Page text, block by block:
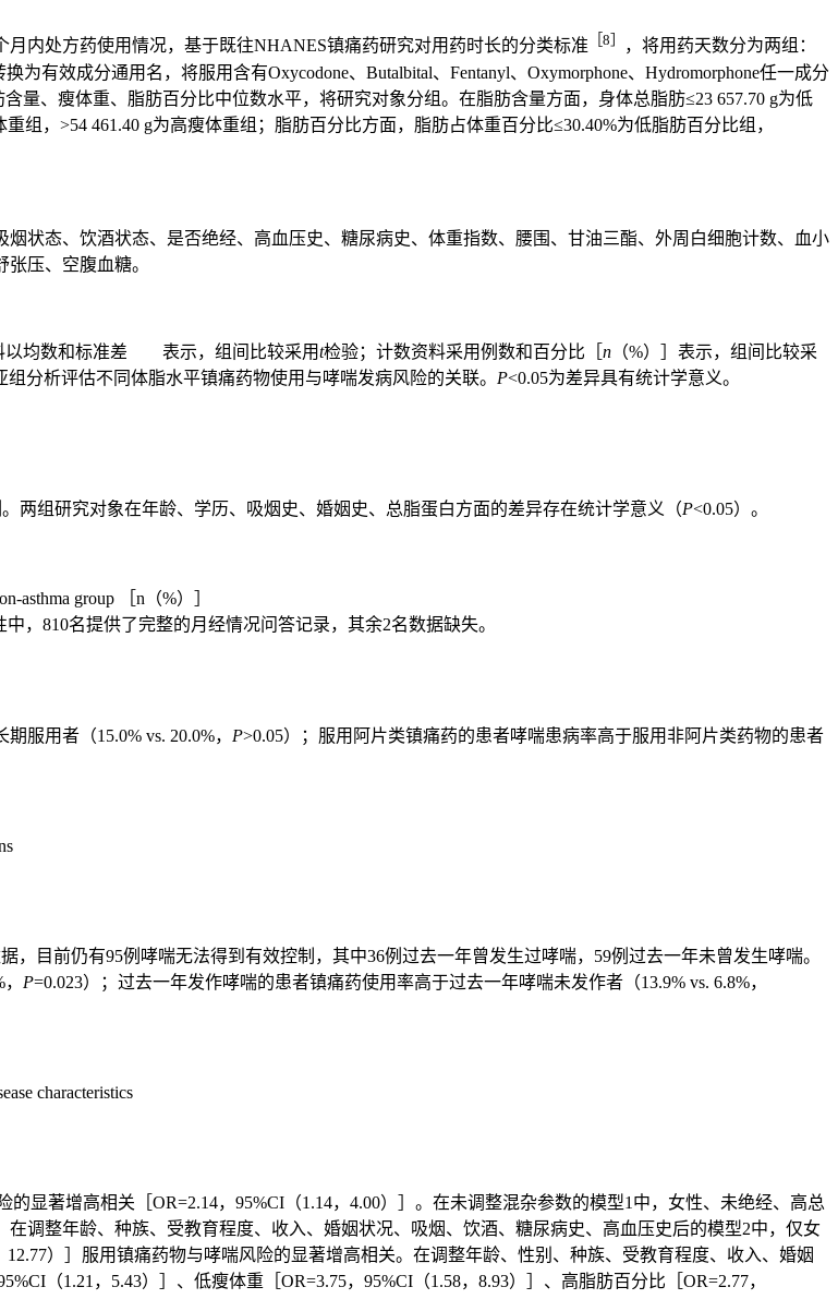
内处方药使用情况，基于既往NHANES镇痛药研究对用药时长的分类标准 ［8］
，将用药天数分为两组：
有效成分通用名，将服用含有Oxycodone、Butalbital、Fentanyl、Oxymorphone、Hydromorphone任一成分
量、瘦体重、脂肪百分比中位数水平，将研究对象分组。在脂肪含量方面，身体总脂肪≤23 657.70 g为低
组，>54 461.40 g为高瘦体重组；脂肪百分比方面，脂肪占体重百分比≤30.40%为低脂肪百分比组，
状态、饮酒状态、是否绝经、高血压史、糖尿病史、体重指数、腰围、甘油三酯、外周白细胞计数、血小
压、空腹血糖。
以均数和标准差 表示，组间比较采用t检验；计数资料采用例数和百分比［ n （%）］表示，组间比较采
分析评估不同体脂水平镇痛药物使用与哮喘发病风险的关联。 P<0.05为差异具有统计学意义。
两组研究对象在年龄、学历、吸烟史、婚姻史、总脂蛋白方面的差异存在统计学意义（P<0.05）。
asthma group ［n（%）］
，810名提供了完整的月经情况问答记录，其余2名数据缺失。
服用者（15.0% vs. 20.0%， P>0.05）；服用阿片类镇痛药的患者哮喘患病率高于服用非阿片类药物的患者
目前仍有95例哮喘无法得到有效控制，其中36例过去一年曾发生过哮喘，59例过去一年未曾发生哮喘。
P=0.023）；过去一年发作哮喘的患者镇痛药使用率高于过去一年哮喘未发作者（13.9% vs. 6.8%，
characteristics
显著增高相关［OR=2.14，95%CI（1.14，4.00）］。在未调整混杂参数的模型1中，女性、未绝经、高总
调整年龄、种族、受教育程度、收入、婚姻状况、吸烟、饮酒、糖尿病史、高血压史后的模型2中，仅女
12.77）］服用镇痛药物与哮喘风险的显著增高相关。在调整年龄、性别、种族、受教育程度、收入、婚姻
（1.21，5.43）］、低瘦体重［OR=3.75，95%CI（1.58，8.93）］、高脂肪百分比［OR=2.77，